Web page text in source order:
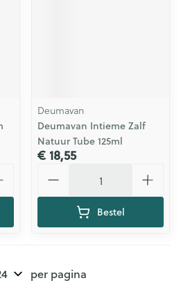
Deumavan
Deumavan Intieme Zalf
Natuur Tube 125ml
€ 18,55
Bestel
per pagina